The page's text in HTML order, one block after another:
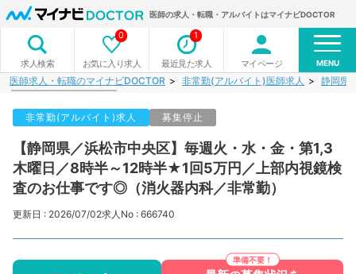
医師の求人・転職・アルバイトはマイナビDOCTOR
求人検索 お気に入り求人
0
最近見た求人
1
マイページ MENU
医師求人・転職のマイナビDOCTOR 非常勤(アルバイト)医師求人 静岡県
非常勤(アルバイト)求人 募集停止
【静岡県／浜松市中央区】毎週火・水・金・第1,3
木曜日／8時半～12時半★1回5万円／上部内視鏡検
査のお仕事です◎（消火器内科／非常勤）
更新日 : 2026/07/02求人No : 666740